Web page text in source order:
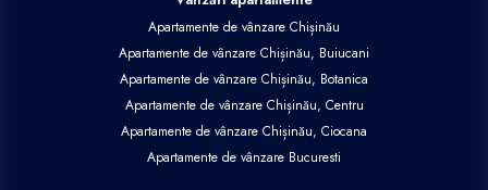
Case vile de vânzare Ialoveni
Case vile de vânzare Durlești
Case vile de vânzare Vadul lui Vodă
Case vile de vânzare Chișinău, Centru
Case vile de vânzare Onițcani
Vânzări terenuri